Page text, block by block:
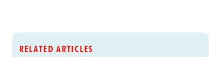
RELATED ARTICLES